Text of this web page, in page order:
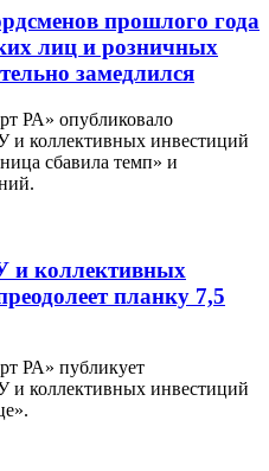
прошлого года
лиц и розничных
замедлился
РА» опубликовало
и коллективных инвестиций
сбавила темп» и
и коллективных
планку 7,5
РА» публикует
и коллективных инвестиций